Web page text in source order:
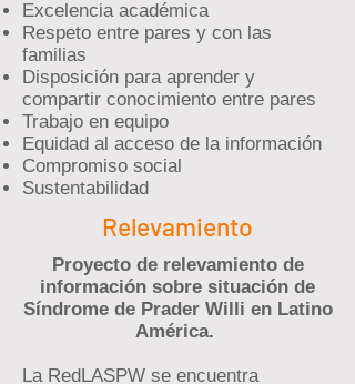
Excelencia académica
Respeto entre pares y con las
familias
Disposición para aprender y
compartir conocimiento entre pares
Trabajo en equipo
Equidad al acceso de la información
Compromiso social
Sustentabilidad
Relevamiento
Proyecto de relevamiento de
información sobre situación de
Síndrome de Prader Willi en Latino
América.
La RedLASPW se encuentra